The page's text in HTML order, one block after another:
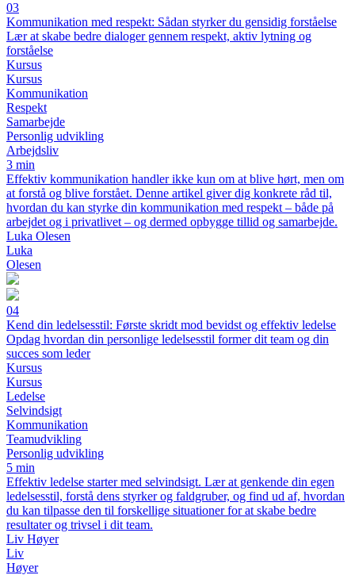
03
Kommunikation med respekt: Sådan styrker du gensidig forståelse
Lær at skabe bedre dialoger gennem respekt, aktiv lytning og
forståelse
Kursus
Kursus
Kommunikation
Respekt
Samarbejde
Personlig udvikling
Arbejdsliv
3 min
Effektiv kommunikation handler ikke kun om at blive hørt, men om
at forstå og blive forstået. Denne artikel giver dig konkrete råd til,
hvordan du kan styrke din kommunikation med respekt – både på
arbejdet og i privatlivet – og dermed opbygge tillid og samarbejde.
Luka Olesen
Luka
Olesen
04
Kend din ledelsesstil: Første skridt mod bevidst og effektiv ledelse
Opdag hvordan din personlige ledelsesstil former dit team og din
succes som leder
Kursus
Kursus
Ledelse
Selvindsigt
Kommunikation
Teamudvikling
Personlig udvikling
5 min
Effektiv ledelse starter med selvindsigt. Lær at genkende din egen
ledelsesstil, forstå dens styrker og faldgruber, og find ud af, hvordan
du kan tilpasse den til forskellige situationer for at skabe bedre
resultater og trivsel i dit team.
Liv Høyer
Liv
Høyer